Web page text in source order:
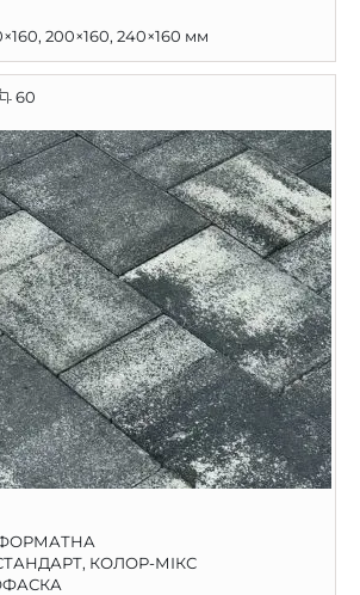
200×160, 240×160 мм
60
КОЛОР-МІКС